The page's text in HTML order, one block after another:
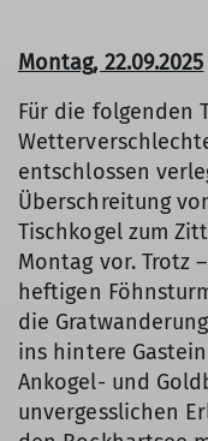
Montag, 22.09.2025
Für die folgenden
entschlossen
Überschreitung
Tischkogel zum
Montag vor. Trotz
heftigen
die
ins hintere
Ankogel- und
unvergesslichen